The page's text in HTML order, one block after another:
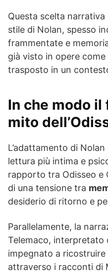
Questa scelta
stile di Nolan, spesso
frammentate e
già visto in opere come
trasposto in un
In che modo
mito
L’adattamento di
lettura più intima e
rapporto tra Odisseo e
di una tensione tra
desiderio di ritorno e
Parallelamente, la
Telemaco, interpretato
impegnato a
attraverso i racconti di